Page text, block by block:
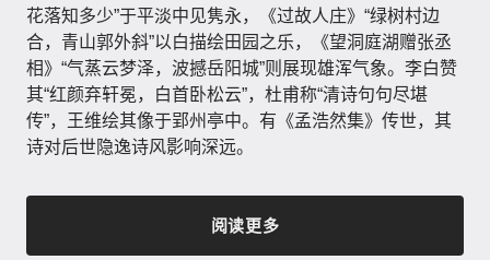
花落知多少”于平淡中见隽永，《过故人庄》“绿树村边
合，青山郭外斜”以白描绘田园之乐，《望洞庭湖赠张丞
相》“气蒸云梦泽，波撼岳阳城”则展现雄浑气象。李白赞
其“红颜弃轩冕，白首卧松云”，杜甫称“清诗句句尽堪
传”，王维绘其像于郢州亭中。有《孟浩然集》传世，其
诗对后世隐逸诗风影响深远。
阅读更多